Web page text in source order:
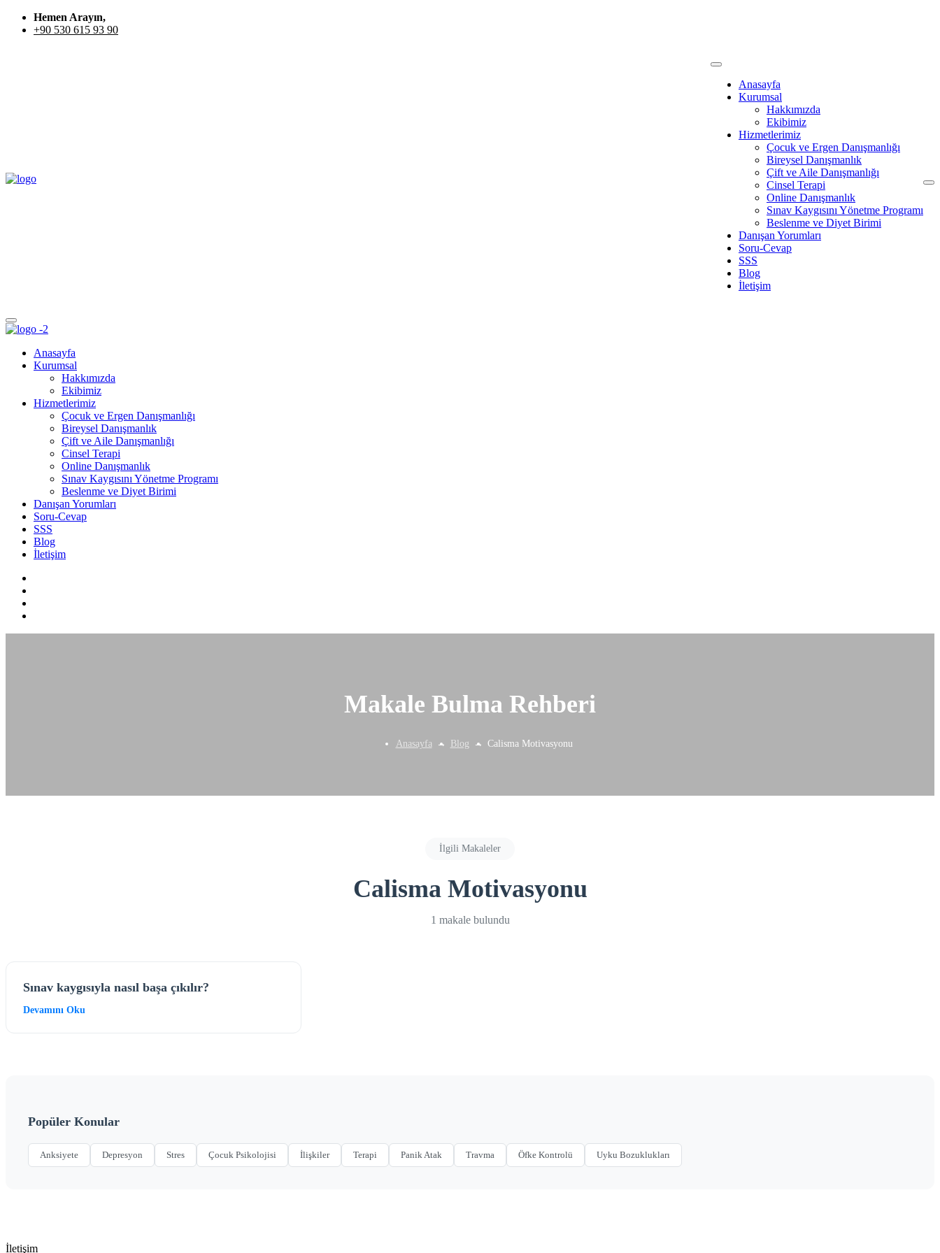
Hemen Arayın,
+90 530 615 93 90
Anasayfa
Kurumsal
Hakkımızda
Ekibimiz
Hizmetlerimiz
Çocuk ve Ergen Danışmanlığı
Bireysel Danışmanlık
Çift ve Aile Danışmanlığı
Cinsel Terapi
Online Danışmanlık
Sınav Kaygısını Yönetme Programı
Beslenme ve Diyet Birimi
Danışan Yorumları
Soru-Cevap
SSS
Blog
İletişim
Anasayfa
Kurumsal
Hakkımızda
Ekibimiz
Hizmetlerimiz
Çocuk ve Ergen Danışmanlığı
Bireysel Danışmanlık
Çift ve Aile Danışmanlığı
Cinsel Terapi
Online Danışmanlık
Sınav Kaygısını Yönetme Programı
Beslenme ve Diyet Birimi
Danışan Yorumları
Soru-Cevap
SSS
Blog
İletişim
Makale Bulma Rehberi
Anasayfa Blog Calisma Motivasyonu
İlgili Makaleler
Calisma Motivasyonu
1 makale bulundu
Sınav kaygısıyla nasıl başa çıkılır?
Devamını Oku
Popüler Konular
Anksiyete Depresyon Stres Çocuk Psikolojisi İlişkiler Terapi Panik Atak Travma Öfke Kontrolü Uyku Bozuklukları
İletişim